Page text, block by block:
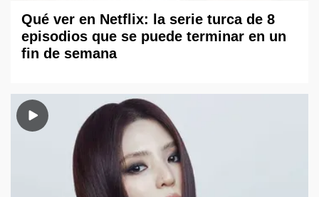
Qué ver en Netflix: la serie turca de 8
episodios que se puede terminar en un
fin de semana